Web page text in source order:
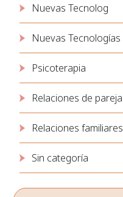
Nuevas Tecnolog
Nuevas Tecnologías
Psicoterapia
Relaciones de pareja
Relaciones familiares
Sin categoría